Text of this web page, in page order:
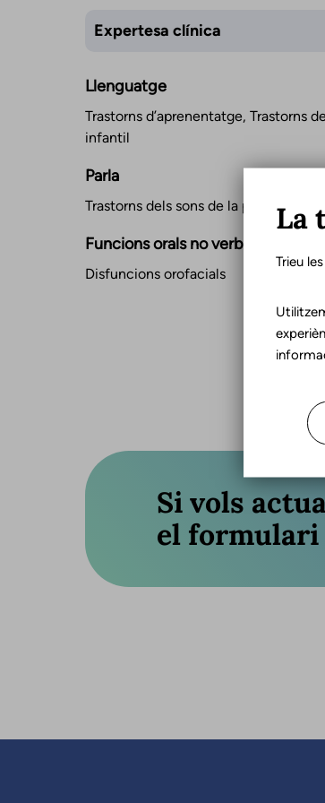
Expertesa clínica
Llenguatge
Trastorns d’aprenentatge, Trastorns
infantil
Parla
Trastorns dels sons de la parla
Funcions orals no verbals
Disfuncions orofacials
Si vols
el formulari
La
Trieu